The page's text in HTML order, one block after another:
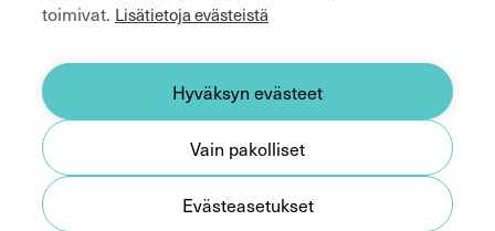
toimivat. Lisätietoja evästeistä
Hyväksyn evästeet
Vain pakolliset
Evästeasetukset
Säännöt
Etsitkö hallitusjäsentä?
Yhteystiedot
Medialle